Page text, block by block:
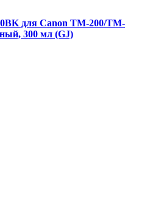
для Canon TM-200/TM-
300 мл (GJ)